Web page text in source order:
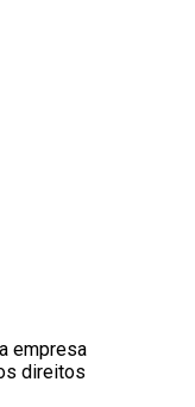
empresa
direitos